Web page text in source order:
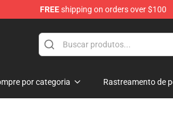
FREEshipping on orders over $100
por categoria Rastreamento de